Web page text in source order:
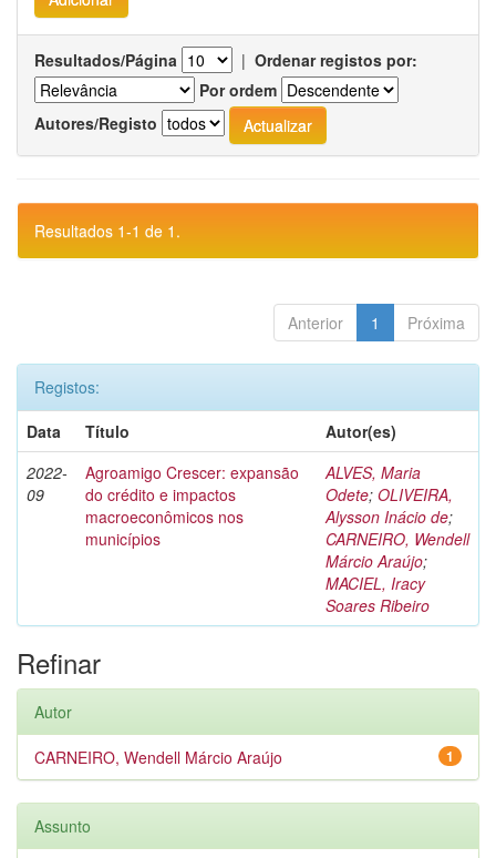
Resultados/Página | Ordenar registos por:
Por ordem
Autores/Registo
Resultados 1-1 de 1.
Anterior 1 Próxima
Registos:
Data
Título
Autor(es)
2022-
09
Agroamigo Crescer: expansão
do crédito e impactos
macroeconômicos nos
municípios
ALVES, Maria
Odete; OLIVEIRA,
Alysson Inácio de;
CARNEIRO, Wendell
Márcio Araújo;
MACIEL, Iracy
Soares Ribeiro
Refinar
Autor
1
CARNEIRO, Wendell Márcio Araújo
Assunto